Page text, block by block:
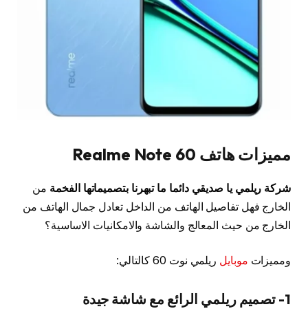
مميزات هاتف Realme Note 60
شركة ريلمي يا صديقي دائما ما تبهرنا بتصميماتها الفخمة من
الخارج فهل تفاصيل الهاتف من الداخل تعادل جمال الهاتف من
الخارج من حيث المعالج والشاشة والامكانيات الاساسية؟
ومميزات موبايل ريلمي نوت 60 كالتالي:
1- تصميم ريلمي الرائع مع شاشة جيدة